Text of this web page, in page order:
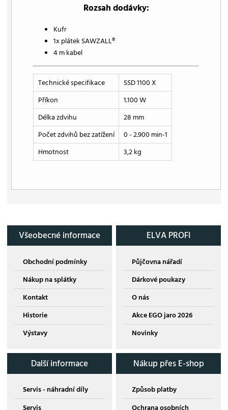
Rozsah dodávky:
Kufr
1x plátek SAWZALL®
4 m kabel
Technické specifikace
SSD 1100 X
Příkon
1.100 W
Délka zdvihu
28 mm
Počet zdvihů bez zatížení
0 - 2.900 min-1
Hmotnost
3,2 kg
Všeobecné informace
Obchodní podmínky
Nákup na splátky
Kontakt
Historie
Výstavy
ELVA PROFI
Půjčovna nářadí
Dárkové poukazy
O nás
Akce EGO jaro 2026
Novinky
Další informace
Servis - náhradní díly
Servis
Nákup přes E-shop
Způsob platby
Ochrana osobních